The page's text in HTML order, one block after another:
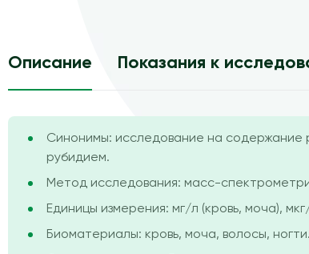
Описание Показания к
Синонимы: исследование на содержание
рубидием.
Метод исследования: масс-
Единицы измерения: мг/л (кровь, моча),
Биоматериалы: кровь, моча, волосы, ногти.